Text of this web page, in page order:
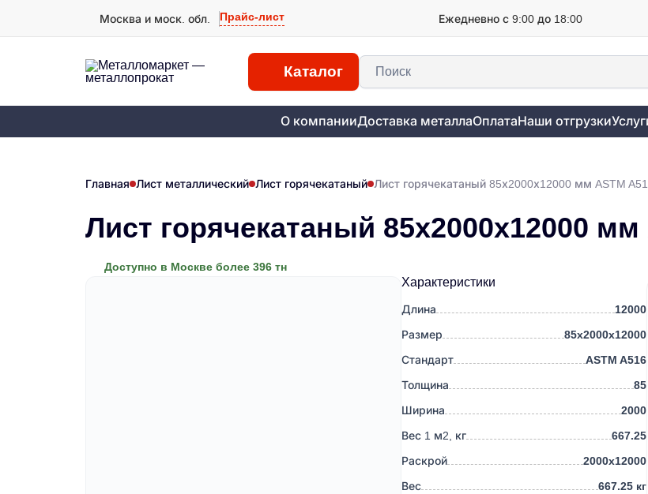
Москва и моск. обл. Прайс-лист Ежедневно с 9:00 до 18:00
Каталог
О компанииДоставка металлаОплатаНаши отгрузки
Главная Лист металлический Лист горячекатаный Лист горячекатаный 85х2000х12000 мм ASTM
Лист горячекатаный 85х2000х12000 мм
Доступно в Москве более 396 тн
Характеристики
Длина
12000
Размер
85х2000х12000
Стандарт
ASTM A516
Толщина
85
Ширина
2000
Вес 1 м2, кг
667.25
Раскрой
2000х12000
Вес
667.25 кг